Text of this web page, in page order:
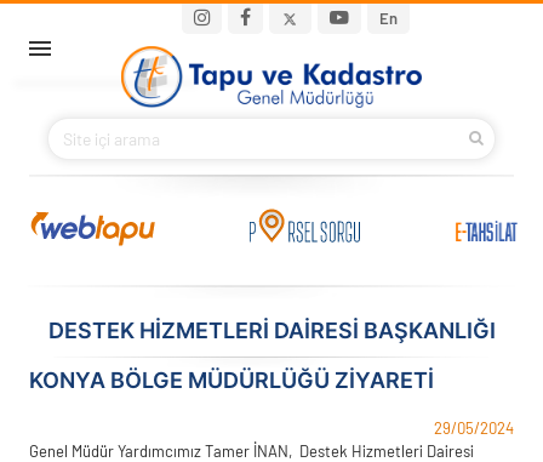
En
Main navigation
BAKANIMIZ
KURUMSAL
DESTEK HİZMETLERİ DAİRESİ BAŞKANLIĞI
KONYA BÖLGE MÜDÜRLÜĞÜ ZİYARETİ
29/05/2024
Genel Müdür Yardımcımız Tamer İNAN, Destek Hizmetleri Dairesi